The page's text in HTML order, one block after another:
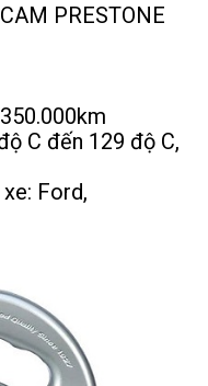
PRESTONE
C đến 129 độ C,
Ford,